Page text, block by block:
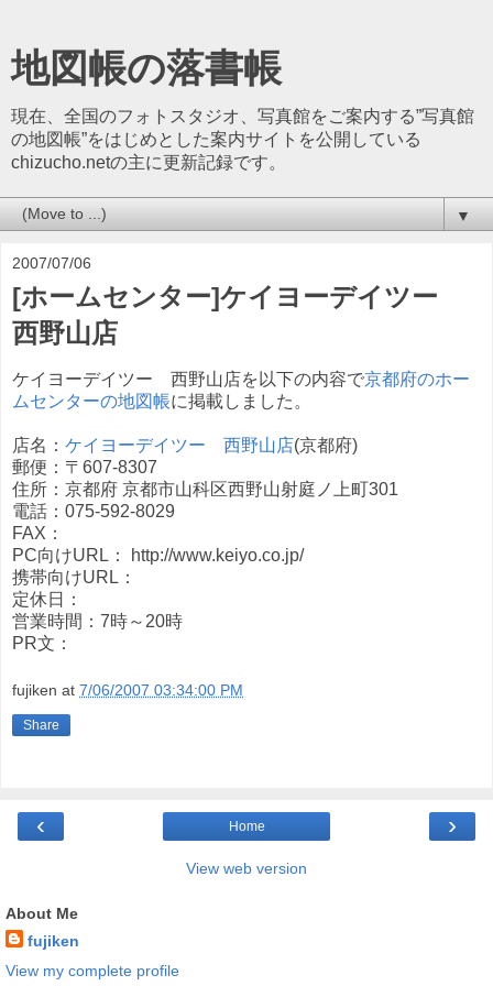
地図帳の落書帳
現在、全国のフォトスタジオ、写真館をご案内する”写真館
の地図帳”をはじめとした案内サイトを公開している
chizucho.netの主に更新記録です。
▼
2007/07/06
[ホームセンター]ケイヨーデイツー
西野山店
ケイヨーデイツー 西野山店を以下の内容で京都府のホー
ムセンターの地図帳に掲載しました。
店名： ケイヨーデイツー 西野山店(京都府)
郵便：〒607-8307
住所：京都府 京都市山科区西野山射庭ノ上町301
電話：075-592-8029
FAX：
PC向けURL： http://www.keiyo.co.jp/
携帯向けURL：
定休日：
営業時間：7時～20時
PR文：
fujiken at 7/06/2007 03:34:00 PM
Share
‹ ›
Home
View web version
About Me
fujiken
View my complete profile